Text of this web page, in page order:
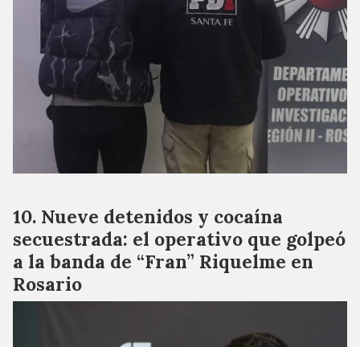
Nueve detenidos y cocaína
secuestrada: el operativo que golpeó
a la banda de “Fran” Riquelme en
Rosario